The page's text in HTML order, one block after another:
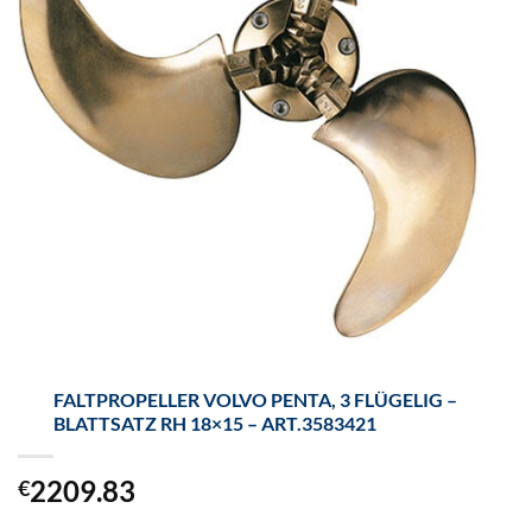
FALTPROPELLER VOLVO PENTA, 3 FLÜGELIG –
BLATTSATZ RH 18×15 – ART.3583421
€2209.83